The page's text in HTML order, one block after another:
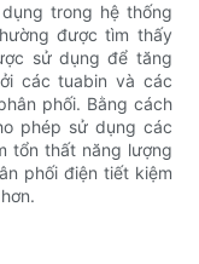
trong hệ thống
được tìm thấy
sử dụng để tăng
các tuabin và các
phối. Bằng cách
phép sử dụng các
tổn thất năng lượng
phối điện tiết kiệm